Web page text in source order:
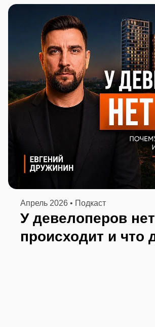
Апрель 2026 • Подкаст
У девелоперов
происходит и что